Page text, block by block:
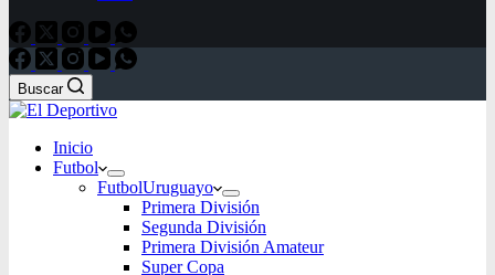
Buscar
Inicio
Futbol
FutbolUruguayo
Primera División
Segunda División
Primera División Amateur
Super Copa